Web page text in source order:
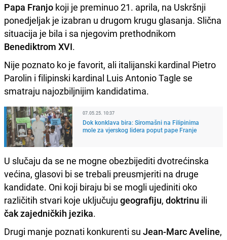
Papa Franjo koji je preminuo 21. aprila, na Uskršnji
ponedjeljak je izabran u drugom krugu glasanja. Slična
situacija je bila i sa njegovim prethodnikom
Benediktrom XVI.
Nije poznato ko je favorit, ali italijanski kardinal Pietro
Parolin i filipinski kardinal Luis Antonio Tagle se
smatraju najozbiljnijim kandidatima.
07.05.25. 10:37
Dok konklava bira: Siromašni na Filipinima
mole za vjerskog lidera poput pape Franje
U slučaju da se ne mogne obezbijediti dvotrećinska
većina, glasovi bi se trebali preusmjeriti na druge
kandidate. Oni koji biraju bi se mogli ujediniti oko
različitih stvari koje uključuju geografiju, doktrinu ili
čak zajedničkih jezika.
Drugi manje poznati konkurenti su Jean-Marc Aveline,